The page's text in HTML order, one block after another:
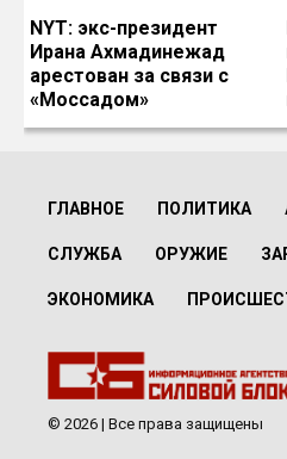
NYT: экс-президент
Ирана Ахмадинежад
арестован за связи с
«Моссадом»
ГЛАВНОЕ ПОЛИТИКА
СЛУЖБА ОРУЖИЕ
ЭКОНОМИКА
© 2026 | Все права защищены